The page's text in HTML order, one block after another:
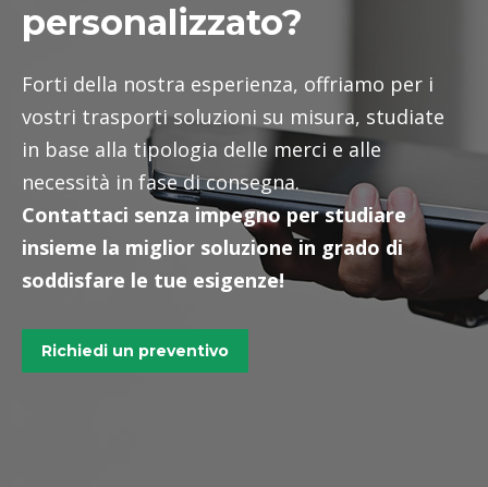
personalizzato?
Forti della nostra esperienza, offriamo per i
vostri trasporti soluzioni su misura, studiate
in base alla tipologia delle merci e alle
necessità in fase di consegna.
Contattaci senza impegno per studiare
insieme la miglior soluzione in grado di
soddisfare le tue esigenze!
Richiedi un preventivo